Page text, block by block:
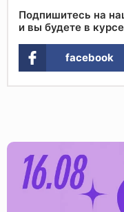
Подпишитесь на
и вы будете в
facebook